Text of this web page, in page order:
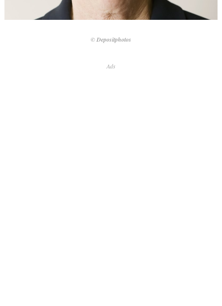
© Depositphotos
Ads